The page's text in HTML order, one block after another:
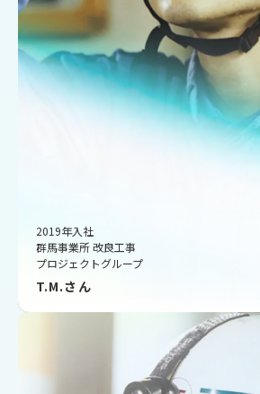
2019年入社
群馬事業所 改良工事
プロジェクトグループ
T.M.さん